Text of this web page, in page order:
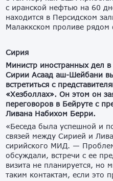
с иранской нефтью на 60
находится в Персидском
Малаккском проливе рядом
Сирия
Министр иностранных дел
Сирии Асаад аш-Шейбани
встретиться с
«Хезболлах». Он этом он
переговоров в Бейруте с
Ливана Набихом Берри.
«Беседа была успешной и
связей между Сирией и
сирийского МИД. —
обсуждали, встречи с ее
визита не планируется, но
таким контактам, если это